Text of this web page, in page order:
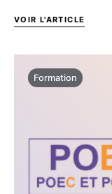
VOIR L'ARTICLE
Formation